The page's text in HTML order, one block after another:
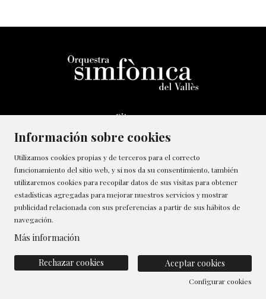
Sitemap
Aviso Legal
Canal de denúncias
Política de Cookies
Contactar
Información sobre cookies
Utilizamos cookies propias y de terceros para el correcto
funcionamiento del sitio web, y si nos da su consentimiento, también
utilizaremos cookies para recopilar datos de sus visitas para obtener
estadísticas agregadas para mejorar nuestros servicios y mostrar
publicidad relacionada con sus preferencias a partir de sus hábitos de
navegación.
Más información
Aceptar cookies
Rechazar cookies
Configurar cookies